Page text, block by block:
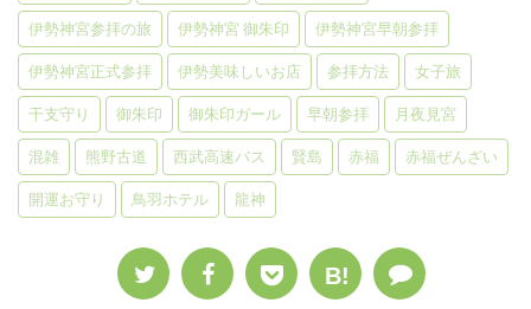
伊勢神宮参拝の旅 伊勢神宮 御朱印 伊勢神宮早朝参拝
伊勢神宮正式参拝 伊勢美味しいお店 参拝方法 女子旅
干支守り 御朱印 御朱印ガール 早朝参拝 月夜見宮
混雑 熊野古道 西武高速バス 賢島 赤福 赤福ぜんざい
開運お守り 鳥羽ホテル 龍神
B!